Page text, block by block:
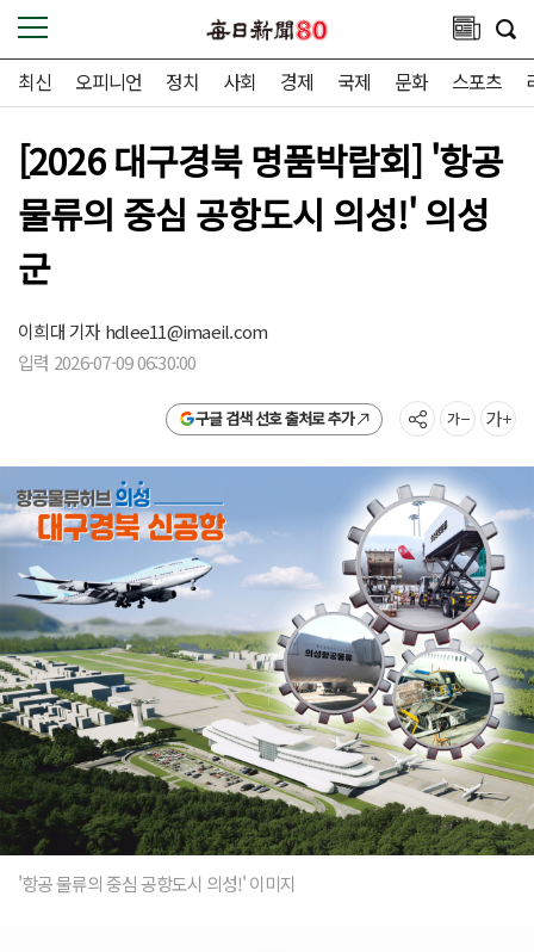
최신 오피니언 정치 사회 경제 국제 문화 스포츠
[2026 대구경북 명품박람회] '항공
물류의 중심 공항도시 의성!' 의성
군
이희대 기자hdlee11@imaeil.com
입력 2026-07-09 06:30:00
구글 검색 선호 출처로 추가
'항공 물류의 중심 공항도시 의성!' 이미지